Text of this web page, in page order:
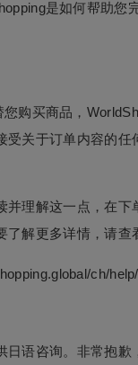
是如何帮助您
购买商品，
受关于订单内容的任
并理解这一点，在下
解更多详情，请查
ch/
日语咨询。非常抱歉